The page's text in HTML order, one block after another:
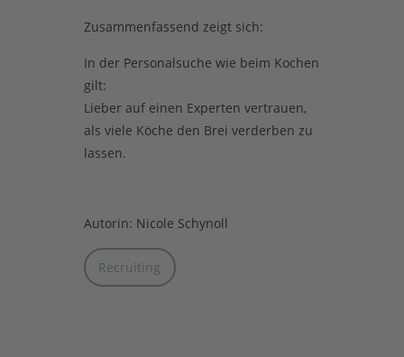
Zusammenfassend zeigt sich:
In der Personalsuche wie beim Kochen
gilt:
Lieber auf einen Experten vertrauen,
als viele Köche den Brei verderben zu
lassen.
Autorin: Nicole Schynoll
Recruiting